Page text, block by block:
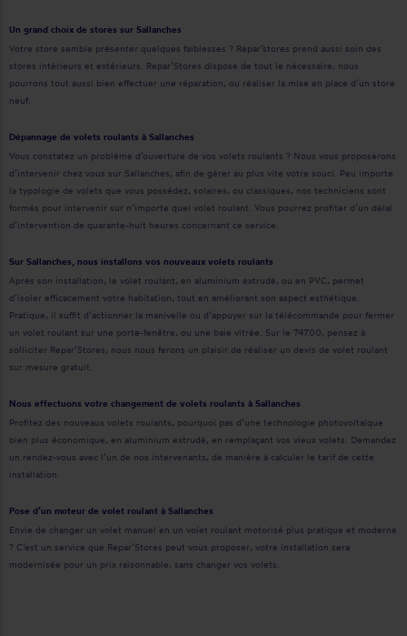
Un grand choix de stores sur Sallanches
Votre store semble présenter quelques faiblesses ? Repar’stores prend aussi soin des
stores intérieurs et extérieurs. Repar’Stores dispose de tout le nécessaire, nous
pourrons tout aussi bien effectuer une réparation, ou réaliser la mise en place d’un store
neuf.
Dépannage de volets roulants à Sallanches
Vous constatez un problème d’ouverture de vos volets roulants ? Nous vous proposerons
d’intervenir chez vous sur Sallanches, afin de gérer au plus vite votre souci. Peu importe
la typologie de volets que vous possédez, solaires, ou classiques, nos techniciens sont
formés pour intervenir sur n’importe quel volet roulant. Vous pourrez profiter d’un délai
d’intervention de quarante-huit heures concernant ce service.
Sur Sallanches, nous installons vos nouveaux volets roulants
Après son installation, le volet roulant, en aluminium extrudé, ou en PVC, permet
d’isoler efficacement votre habitation, tout en améliorant son aspect esthétique.
Pratique, il suffit d’actionner la manivelle ou d’appuyer sur la télécommande pour fermer
un volet roulant sur une porte-fenêtre, ou une baie vitrée. Sur le 74700, pensez à
solliciter Repar’Stores, nous nous ferons un plaisir de réaliser un devis de volet roulant
sur mesure gratuit.
Nous effectuons votre changement de volets roulants à Sallanches
Profitez des nouveaux volets roulants, pourquoi pas d’une technologie photovoltaïque
bien plus économique, en aluminium extrudé, en remplaçant vos vieux volets. Demandez
un rendez-vous avec l’un de nos intervenants, de manière à calculer le tarif de cette
installation.
Pose d’un moteur de volet roulant à Sallanches
Envie de changer un volet manuel en un volet roulant motorisé plus pratique et moderne
? C’est un service que Repar’Stores peut vous proposer, votre installation sera
modernisée pour un prix raisonnable, sans changer vos volets.